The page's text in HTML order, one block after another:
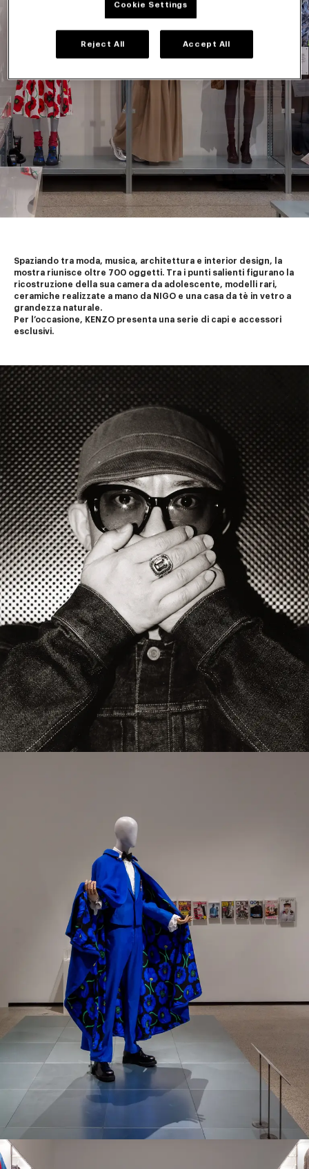
Spaziando tra moda, musica, architettura e interior design, la
mostra riunisce oltre 700 oggetti. Tra i punti salienti figurano la
ricostruzione della sua camera da adolescente, modelli rari,
ceramiche realizzate a mano da NIGO e una casa da tè in vetro a
grandezza naturale.
Per l’occasione, KENZO presenta una serie di capi e accessori
esclusivi.
Cookie Settings
Reject All Accept All